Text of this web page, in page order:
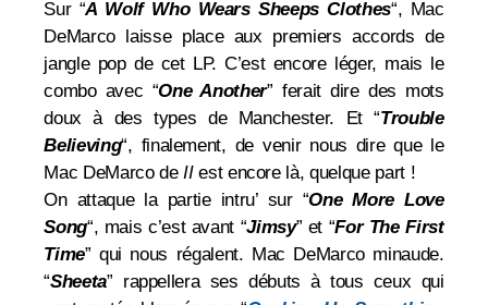
Sur “A Wolf Who Wears Sheeps Clothes“, Mac
DeMarco laisse place aux premiers accords de
jangle pop de cet LP. C’est encore léger, mais le
combo avec “One Another” ferait dire des mots
doux à des types de Manchester. Et “Trouble
Believing“, finalement, de venir nous dire que le
Mac DeMarco deIIest encore là, quelque part !
On attaque la partie intru’ sur “One More Love
Song“, mais c’est avant “Jimsy” et “For The First
Time” qui nous régalent. Mac DeMarco minaude.
“Sheeta” rappellera ses débuts à tous ceux qui